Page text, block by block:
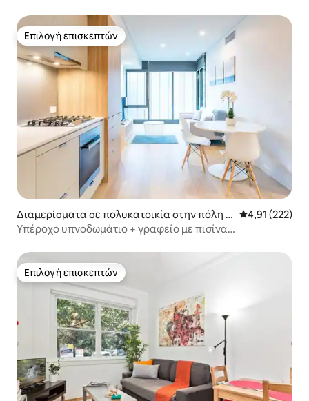
Επιλογή επισκεπτών
Επιλογή επισκεπτών
Διαμερίσματα σε πολυκατοικία στην πόλη Σ
ίδνεϊ
Μέση
4,91 (222)
Υπέροχο υπνοδωμάτιο + γραφείο με πισίνα
Επιλογή επισκεπτών
Επιλογή επισκεπτών